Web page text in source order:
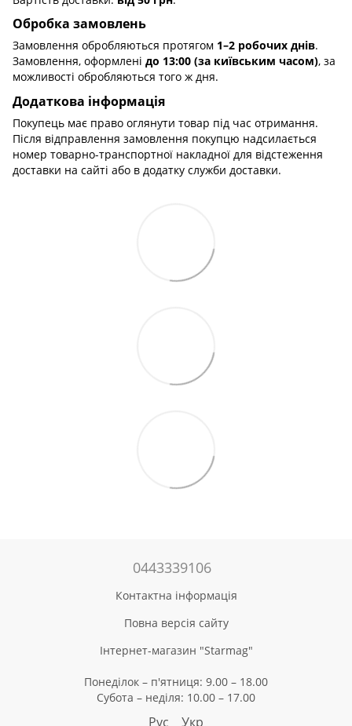
Обробка замовлень
Замовлення обробляються протягом 1–2 робочих днів.
Замовлення, оформлені до 13:00 (за київським часом), за
можливості обробляються того ж дня.
Додаткова інформація
Покупець має право оглянути товар під час отримання.
Після відправлення замовлення покупцю надсилається
номер товарно-транспортної накладної для відстеження
доставки на сайті або в додатку служби доставки.
0443339106
Контактна інформація
Повна версія сайту
Інтернет-магазин "Starmag"
Понеділок – п'ятниця: 9.00 – 18.00
Субота – неділя: 10.00 – 17.00
Рус Укр